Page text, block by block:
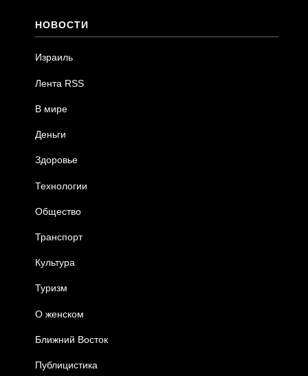
НОВОСТИ
Израиль
Лента RSS
В мире
Деньги
Здоровье
Технологии
Общество
Транспорт
Культура
Туризм
О женском
Ближний Восток
Публицистика